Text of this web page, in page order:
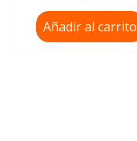
Añadir al carrito